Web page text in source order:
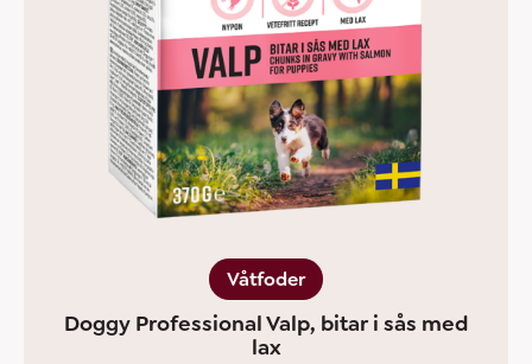
Våtfoder
Doggy Professional Valp, bitar i sås med
lax